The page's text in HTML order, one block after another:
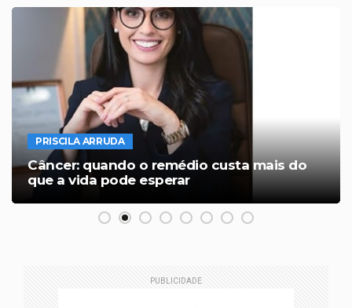
PRISCILA ARRUDA
Câncer: quando o remédio custa mais do
que a vida pode esperar
PUBLICIDADE